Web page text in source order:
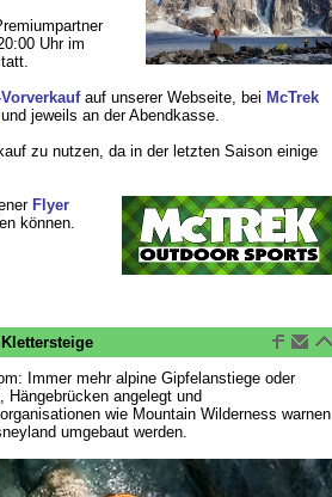
Uhr im
auf unserer Webseite, bei McTrek
und jeweils an der Abendkasse.
zu nutzen, da in der letzten Saison einige
Flyer
können.
Immer mehr alpine Gipfelanstiege oder
Hängebrücken angelegt und
wie Mountain Wilderness warnen
umgebaut werden.